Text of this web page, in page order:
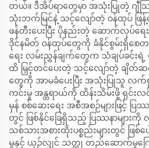
တယ်။ ဒီအိပ်ရာတွေမှာ အသုံးပြုတဲ့ ဂျီသ
သုံးဘက်မြင်နဲ့ သင့်လျော်တဲ့ ဝန်ထုပ် ဖ
ဖန်တီးပေးပြီး ပိုနည်းတဲ့ ဆောက်လုပ်ရ
ဒိုင်နမိတ် ဝန်ထုပ်တွေကို ခံနိုင်စွမ်းရှိစေ
ရေး လမ်းညွှန်ချက်တွေက သံချပ်ခင်း
ထိ မြှင့်တင်ပေးတဲ့ သင့်လျော်တဲ့ ချိတ်
တွေကို အာမခံပေးပြီး အသုံးပြုသူ လ
ကင်းမှု အန္တရာယ်ကို ထိန်းသိမ်းဖို့ ရှင်း
မှန် စစ်ဆေးရေး အစီအစဉ်များဖြင့် ပြ
တွင် ဖြစ်နိုင်ခြေရှိသည့် ပြဿနာများ
သစ်သားအစားထိုးပစ္စည်းများတွင် ဖြစ်
မှုနှင့် ယှဉ်လျှင် သတ္တု တည်ဆောက်မှုကြေ